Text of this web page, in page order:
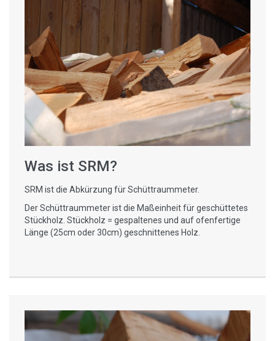
Was ist SRM?
SRM ist die Abkürzung für Schüttraummeter.
Der Schüttraummeter ist die Maßeinheit für geschüttetes
Stückholz. Stückholz = gespaltenes und auf ofenfertige
Länge (25cm oder 30cm) geschnittenes Holz.